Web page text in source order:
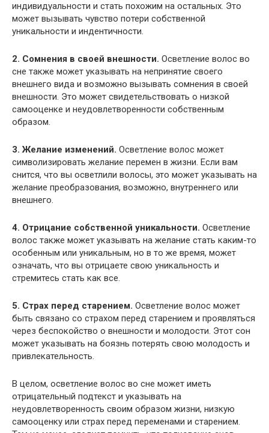
индивидуальности и стать похожим на остальных. Это
может вызывать чувство потери собственной
уникальности и индентичности.
2. Сомнения в своей внешности. Осветление волос во
сне также может указывать на непринятие своего
внешнего вида и возможно вызывать сомнения в своей
внешности. Это может свидетельствовать о низкой
самооценке и неудовлетворенности собственным
образом.
3. Желание изменений. Осветление волос может
символизировать желание перемен в жизни. Если вам
снится, что вы осветлили волосы, это может указывать на
желание преобразования, возможно, внутреннего или
внешнего.
4. Отрицание собственной уникальности. Осветление
волос также может указывать на желание стать каким-то
особенным или уникальным, но в то же время, может
означать, что вы отрицаете свою уникальность и
стремитесь стать как все.
5. Страх перед старением. Осветление волос может
быть связано со страхом перед старением и проявляться
через беспокойство о внешности и молодости. Этот сон
может указывать на боязнь потерять свою молодость и
привлекательность.
В целом, осветление волос во сне может иметь
отрицательный подтекст и указывать на
неудовлетворенность своим образом жизни, низкую
самооценку или страх перед переменами и старением.